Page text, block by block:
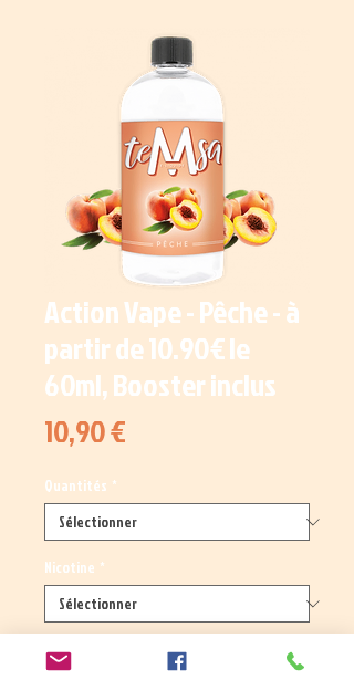
Action Vape - Pêche - à
partir de 10.90€ le
60ml, Booster inclus
10,90 €Prix
Quantités *
Nicotine *
Quantité